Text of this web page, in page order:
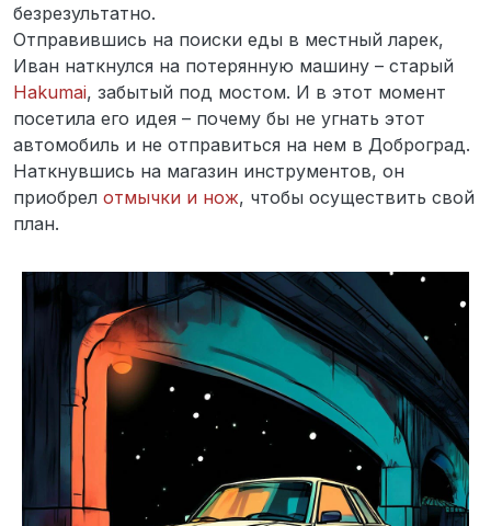
безрезультатно.
Отправившись на поиски еды в местный ларек,
Иван наткнулся на потерянную машину – старый
Hakumai, забытый под мостом. И в этот момент
посетила его идея – почему бы не угнать этот
автомобиль и не отправиться на нем в Доброград.
Наткнувшись на магазин инструментов, он
приобрел отмычки и нож, чтобы осуществить свой
план.